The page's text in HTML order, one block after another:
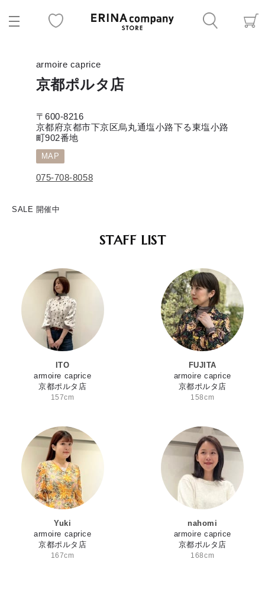
armoire caprice
京都ポルタ店
〒600-8216
京都府京都市下京区烏丸通塩小路下る東塩小路
町902番地
MAP
075-708-8058
SALE 開催中
STAFF LIST
ITO
armoire caprice
京都ポルタ店
157cm
FUJITA
armoire caprice
京都ポルタ店
158cm
Yuki
armoire caprice
京都ポルタ店
167cm
nahomi
armoire caprice
京都ポルタ店
168cm